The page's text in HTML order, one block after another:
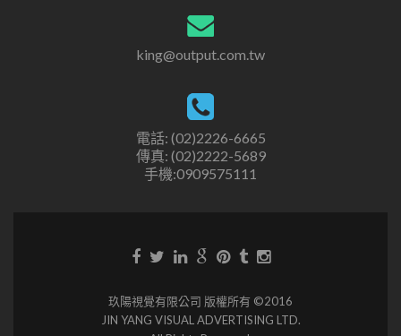
king@output.com.tw
電話: (02)2226-6665
傳真: (02)2222-5689
手機:0909575111
玖陽視覺有限公司 版權所有 ©2016
JIN YANG VISUAL ADVERTISING LTD.